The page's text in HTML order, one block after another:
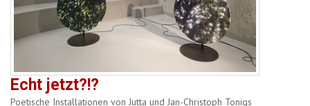
Echt jetzt?!?
Poetische Installationen von Jutta und Jan-Christoph Tonigs